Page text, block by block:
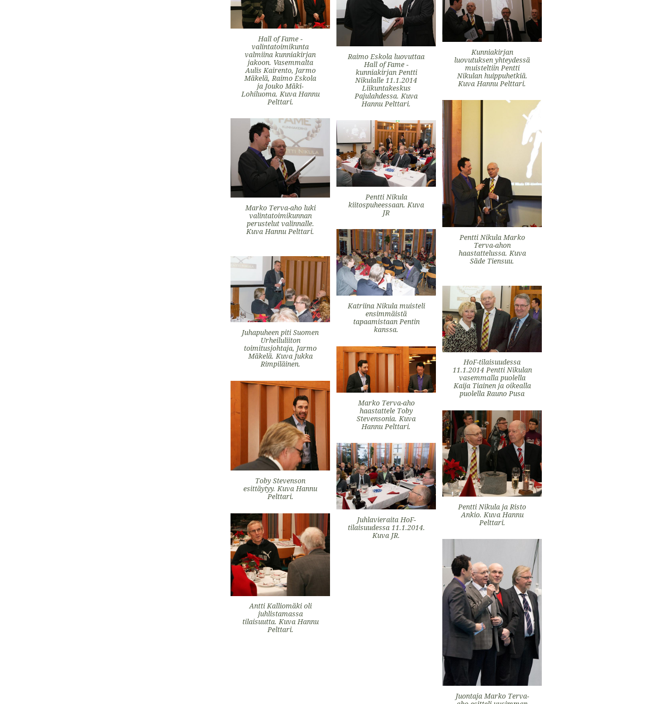
Hall of Fame -
valintatoimikunta
valmiina kunniakirjan
jakoon. Vasemmalta
Aulis Kairento, Jarmo
Mäkelä, Raimo Eskola
ja Jouko Mäki-
Lohiluoma. Kuva Hannu
Pelttari.
Marko Terva-aho luki
valintatoimikunnan
perustelut valinnalle.
Kuva Hannu Pelttari.
Juhapuheen piti Suomen
Urheiluliiton
toimitusjohtaja, Jarmo
Mäkelä. Kuva Jukka
Rimpiläinen.
Toby Stevenson
esittäytyy. Kuva Hannu
Pelttari.
Antti Kalliomäki oli
juhlistamassa
tilaisuutta. Kuva Hannu
Pelttari.
Raimo Eskola luovuttaa
Hall of Fame -
kunniakirjan Pentti
Nikulalle 11.1.2014
Liikuntakeskus
Pajulahdessa. Kuva
Hannu Pelttari.
Pentti Nikula
kiitospuheessaan. Kuva
JR
Katriina Nikula muisteli
ensimmäistä
tapaamistaan Pentin
kanssa.
Marko Terva-aho
haastattele Toby
Stevensonia. Kuva
Hannu Pelttari.
Juhlavieraita HoF-
tilaisuudessa 11.1.2014.
Kuva JR.
Kunniakirjan
luovutuksen yhteydessä
muisteltiin Pentti
Nikulan huippuhetkiä.
Kuva Hannu Pelttari.
Pentti Nikula Marko
Terva-ahon
haastattelussa. Kuva
Säde Tiensuu.
HoF-tilaisuudessa
11.1.2014 Pentti Nikulan
vasemmalla puolella
Kaija Tiainen ja oikealla
puolella Rauno Pusa
Pentti Nikula ja Risto
Ankio. Kuva Hannu
Pelttari.
Juontaja Marko Terva-